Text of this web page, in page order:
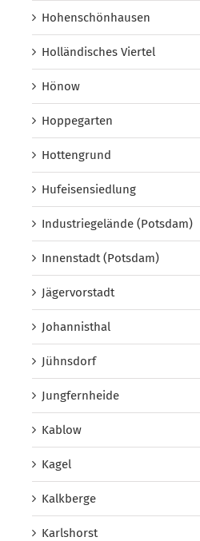
Hohenschönhausen
Holländisches Viertel
Hönow
Hoppegarten
Hottengrund
Hufeisensiedlung
Industriegelände (Potsdam)
Innenstadt (Potsdam)
Jägervorstadt
Johannisthal
Jühnsdorf
Jungfernheide
Kablow
Kagel
Kalkberge
Karlshorst